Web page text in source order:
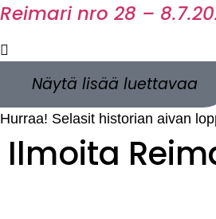
Reimari nro 28 –
Näytä lisää luettavaa
Hurraa! Selasit historian aivan
Ilmoita